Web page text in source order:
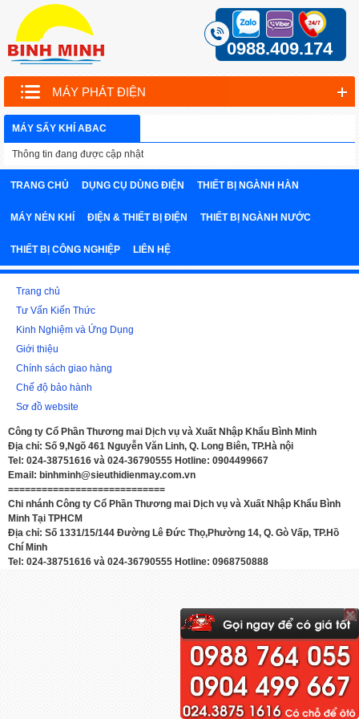
0988.409.174
MÁY PHÁT ĐIỆN
MÁY SẤY KHÍ ABAC
Thông tin đang được cập nhật
TRANG CHỦ DỤNG CỤ DÙNG ĐIỆN THIẾT BỊ NGÀNH HÀN
MÁY NÉN KHÍ ĐIỆN & THIẾT BỊ ĐIỆN THIẾT BỊ NGÀNH NƯỚC
THIẾT BỊ CÔNG NGHIỆP LIÊN HỆ
Trang chủ
Tư Vấn Kiến Thức
Kinh Nghiệm và Ứng Dụng
Giới thiệu
Chính sách giao hàng
Chế độ bảo hành
Sơ đồ website
Công ty Cổ Phần Thương mai Dịch vụ và Xuất Nhập Khẩu Bình Minh
Địa chỉ: Số 9,Ngõ 461 Nguyễn Văn Linh, Q. Long Biên, TP.Hà nội
Tel: 024-38751616 và 024-36790555 Hotline: 0904499667
Email: binhminh@sieuthidienmay.com.vn
============================
Chi nhánh Công ty Cổ Phần Thương mai Dịch vụ và Xuất Nhập Khẩu Bình
Minh Tại TPHCM
Địa chỉ: Số 1331/15/144 Đường Lê Đức Thọ,Phường 14, Q. Gò Vấp, TP.Hồ
Chí Minh
Tel: 024-38751616 và 024-36790555 Hotline: 0968750888